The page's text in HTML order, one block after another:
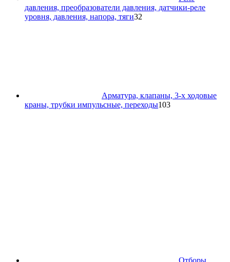
давления, преобразователи давления, датчики-реле
уровня, давления, напора, тяги32
Арматура, клапаны, 3-х ходовые
краны, трубки импульсные, переходы103103
Отборы